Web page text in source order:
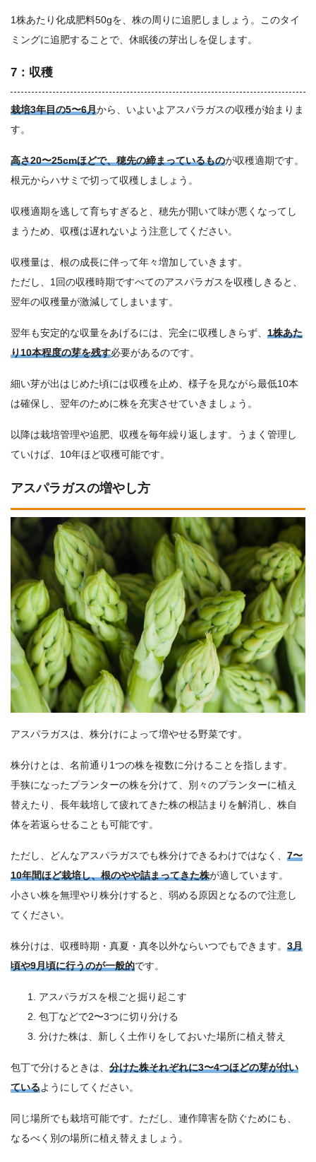
1株あたり化成肥料50gを、株の周りに追肥しましょう。このタイ
ミングに追肥することで、休眠後の芽出しを促します。
7：収穫
栽培3年目の5〜6月から、いよいよアスパラガスの収穫が始まりま
す。
高さ20〜25cmほどで、穂先の締まっているものが収穫適期です。
根元からハサミで切って収穫しましょう。
収穫適期を逃して育ちすぎると、穂先が開いて味が悪くなってし
まうため、収穫は遅れないよう注意してください。
収穫量は、根の成長に伴って年々増加していきます。
ただし、1回の収穫時期ですべてのアスパラガスを収穫しきると、
翌年の収穫量が激減してしまいます。
翌年も安定的な収量をあげるには、完全に収穫しきらず、 1株あた
り10本程度の芽を残す必要があるのです。
細い芽が出はじめた頃には収穫を止め、様子を見ながら最低10本
は確保し、翌年のために株を充実させていきましょう。
以降は栽培管理や追肥、収穫を毎年繰り返します。うまく管理し
ていけば、10年ほど収穫可能です。
アスパラガスの増やし方
アスパラガスは、株分けによって増やせる野菜です。
株分けとは、名前通り1つの株を複数に分けることを指します。
手狭になったプランターの株を分けて、別々のプランターに植え
替えたり、長年栽培して疲れてきた株の根詰まりを解消し、株自
体を若返らせることも可能です。
ただし、どんなアスパラガスでも株分けできるわけではなく、 7〜
10年間ほど栽培し、根のやや詰まってきた株が適しています。
小さい株を無理やり株分けすると、弱める原因となるので注意し
てください。
株分けは、収穫時期・真夏・真冬以外ならいつでもできます。 3月
頃や9月頃に行うのが一般的です。
アスパラガスを根ごと掘り起こす
包丁などで2〜3つに切り分ける
分けた株は、新しく土作りをしておいた場所に植え替え
包丁で分けるときは、 分けた株それぞれに3〜4つほどの芽が付い
ているようにしてください。
同じ場所でも栽培可能です。ただし、連作障害を防ぐためにも、
なるべく別の場所に植え替えましょう。